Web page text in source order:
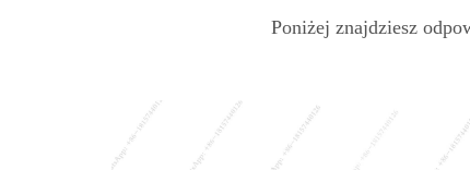
Poniżej znajdziesz